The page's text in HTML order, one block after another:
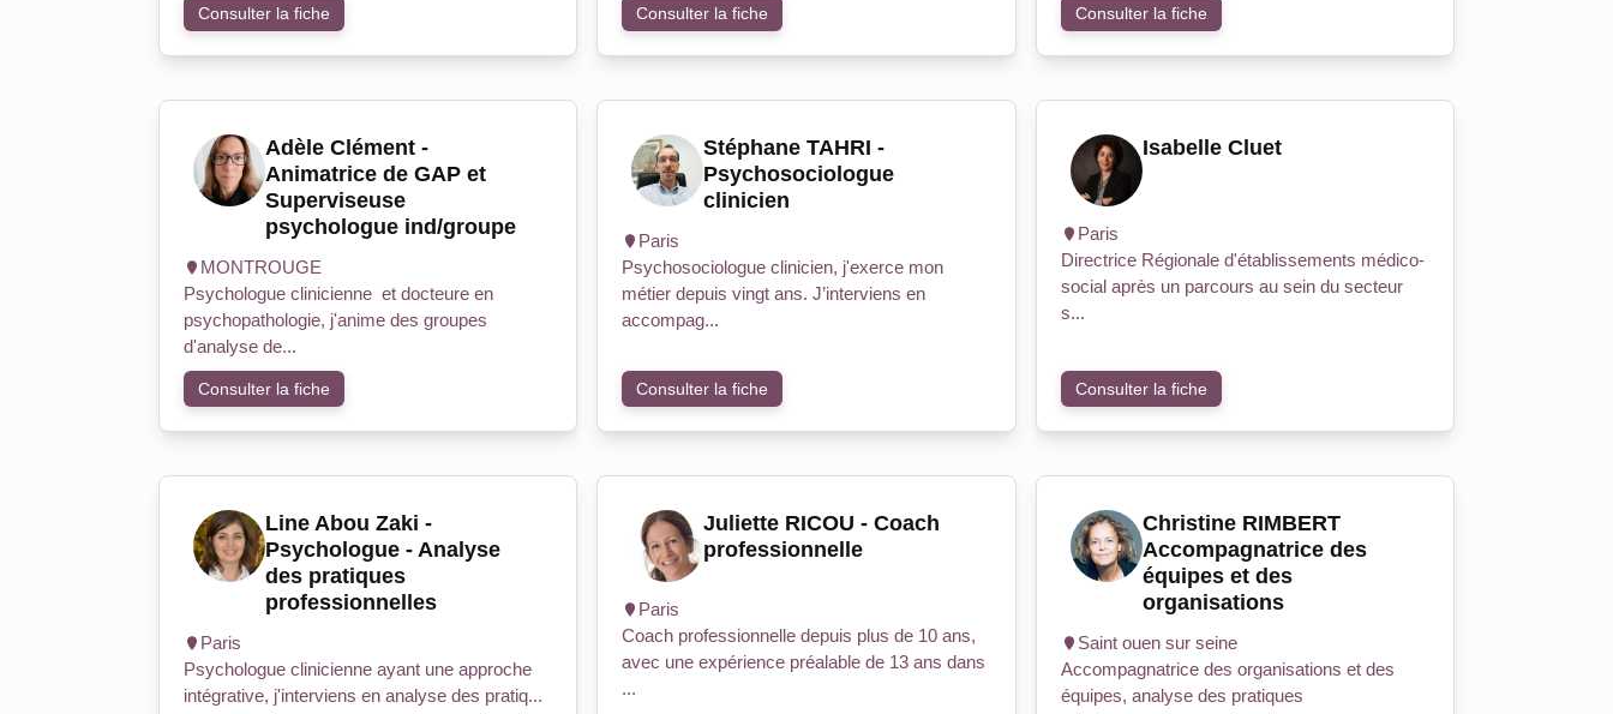
Consulter la fiche Consulter la fiche Consulter la fiche
Adèle Clément -
Animatrice de GAP et
Superviseuse
psychologue ind/groupe
MONTROUGE
Psychologue clinicienne et docteure en
psychopathologie, j'anime des groupes
d'analyse de...
Consulter la fiche
Stéphane TAHRI -
Psychosociologue
clinicien
Paris
Psychosociologue clinicien, j'exerce mon
métier depuis vingt ans. J’interviens en
accompag...
Consulter la fiche
Isabelle Cluet
Paris
Directrice Régionale d'établissements médico-
social après un parcours au sein du secteur
s...
Consulter la fiche
Line Abou Zaki -
Psychologue - Analyse
des pratiques
professionnelles
Paris
Psychologue clinicienne ayant une approche
intégrative, j'interviens en analyse des pratiq...
Juliette RICOU - Coach
professionnelle
Paris
Coach professionnelle depuis plus de 10 ans,
avec une expérience préalable de 13 ans dans
...
Christine RIMBERT
Accompagnatrice des
équipes et des
organisations
Saint ouen sur seine
Accompagnatrice des organisations et des
équipes, analyse des pratiques